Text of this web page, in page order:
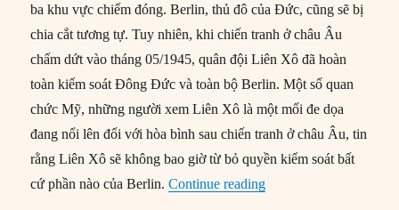
ba khu vực chiếm đóng. Berlin, thủ đô của Đức, cũng sẽ bị
chia cắt tương tự. Tuy nhiên, khi chiến tranh ở châu Âu
chấm dứt vào tháng 05/1945, quân đội Liên Xô đã hoàn
toàn kiểm soát Đông Đức và toàn bộ Berlin. Một số quan
chức Mỹ, những người xem Liên Xô là một mối đe dọa
đang nổi lên đối với hòa bình sau chiến tranh ở châu Âu, tin
rằng Liên Xô sẽ không bao giờ từ bỏ quyền kiểm soát bất
cứ phần nào của Berlin.Continue reading“11/07/1945: Liên Xô